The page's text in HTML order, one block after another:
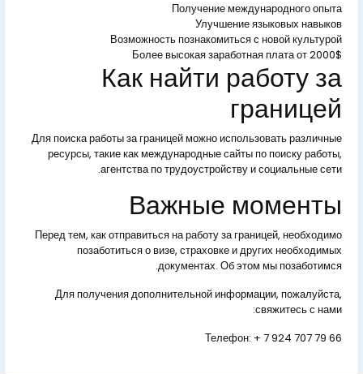
Получение международного опыта
Улучшение языковых навыков
Возможность познакомиться с новой культурой
Более высокая заработная плата от 2000$
Как найти работу за
границей
Для поиска работы за границей можно использовать различные
ресурсы, такие как международные сайты по поиску работы,
агентства по трудоустройству и социальные сети.
Важные моменты
Перед тем, как отправиться на работу за границей, необходимо
позаботиться о визе, страховке и других необходимых
документах. Об этом мы позаботимся.
Для получения дополнительной информации, пожалуйста,
свяжитесь с нами:
Телефон: + 7 924 707 79 66